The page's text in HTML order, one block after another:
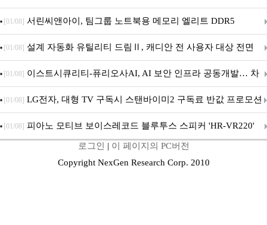
시
[01/08] 서린씨앤아이, 팀그룹 노트북용 메모리 엘리트 DDR5
5600MHz 16GB 출시
[01/08] 설계 자동화 유틸리티 드림Ⅱ, 캐디안 전 사용자 대상 전면
무상 배포
[01/08] 이스트시큐리티-퓨리오사AI, AI 보안 인프라 공동개발… 차
세대 AI 보안 플랫폼 구축
[01/08] LG전자, 대형 TV 구독시 스탠바이미2 구독료 반값 프로모션
[01/08] 피아노 모티브 보이스레코드 블루투스 스피커 'HR-VR220'
로그인 | 이 페이지의 PC버전
Copyright NexGen Research Corp. 2010